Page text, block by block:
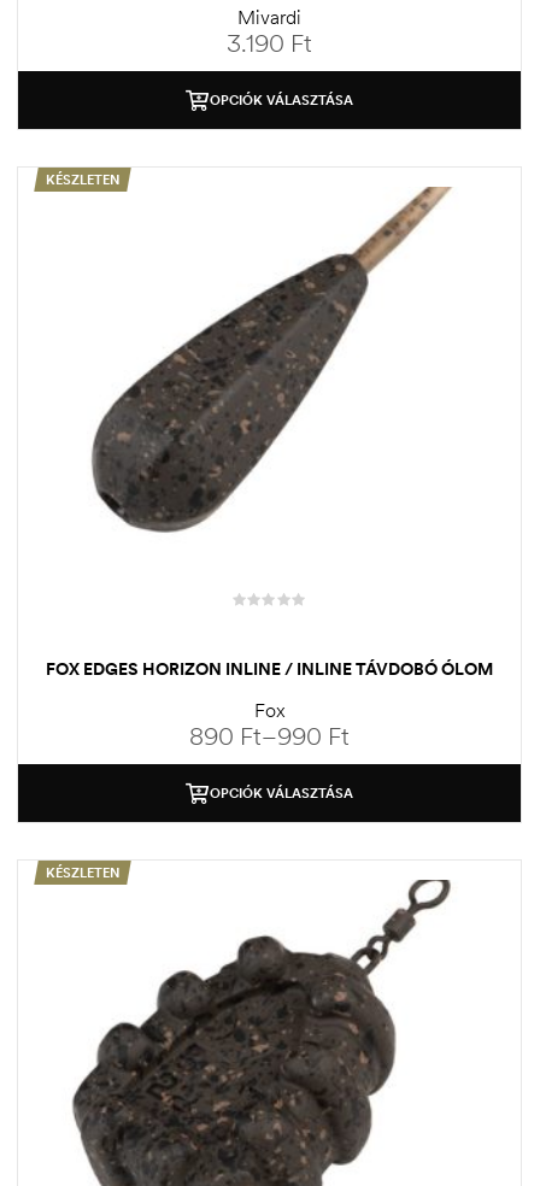
Mivardi
3.190 Ft
OPCIÓK VÁLASZTÁSA
KÉSZLETEN
FOX EDGES HORIZON INLINE / INLINE TÁVDOBÓ ÓLOM
Fox
890 Ft–990 Ft
OPCIÓK VÁLASZTÁSA
KÉSZLETEN